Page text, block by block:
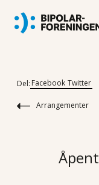
Del: Facebook Twitter
Arrangementer